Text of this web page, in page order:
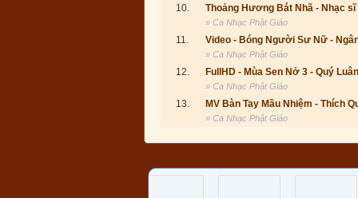
10. Thoảng Hương Bát Nhã - Nhạc sĩ
» Ca Nhạc Phật Giáo
11. Video - Bóng Người Sư Nữ -
» Ca Nhạc Phật Giáo
12. FullHD - Mùa Sen Nở 3 - Quý
» Ca Nhạc Phật Giáo
13. MV Bàn Tay Mầu Nhiệm - Thích
» Ca Nhạc Phật Giáo